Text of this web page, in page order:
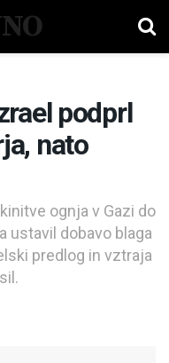
podprl
nato
ognja v Gazi do
ustavil dobavo blaga
predlog in vztraja